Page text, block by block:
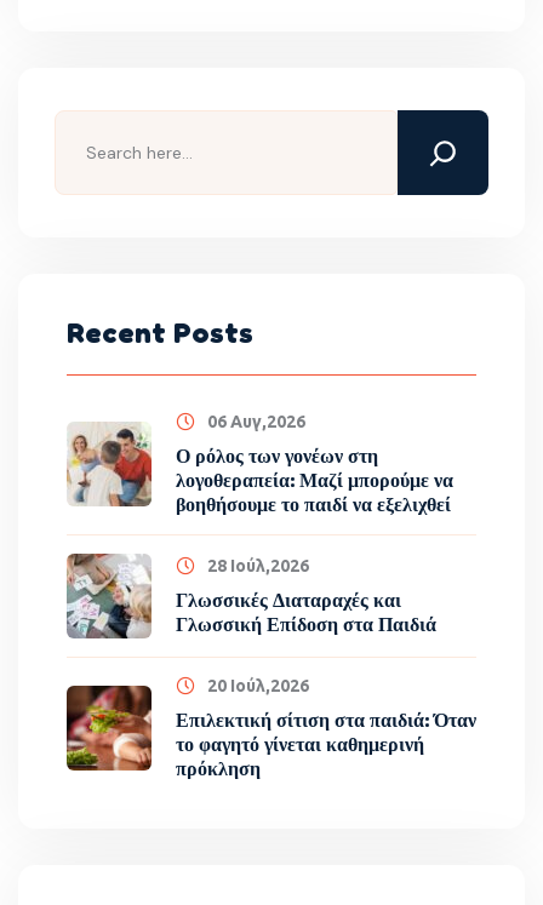
Recent Posts
06 Αυγ,2026
Ο ρόλος των γονέων στη
λογοθεραπεία: Μαζί μπορούμε να
βοηθήσουμε το παιδί να εξελιχθεί
28 Ιούλ,2026
Γλωσσικές Διαταραχές και
Γλωσσική Επίδοση στα Παιδιά
20 Ιούλ,2026
Επιλεκτική σίτιση στα παιδιά: Όταν
το φαγητό γίνεται καθημερινή
πρόκληση